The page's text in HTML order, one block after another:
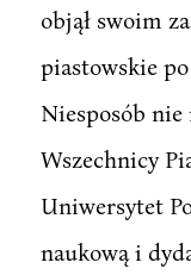
objął swoim
piastowskie
Niesposób
Wszechnicy
Uniwersytet
naukową i